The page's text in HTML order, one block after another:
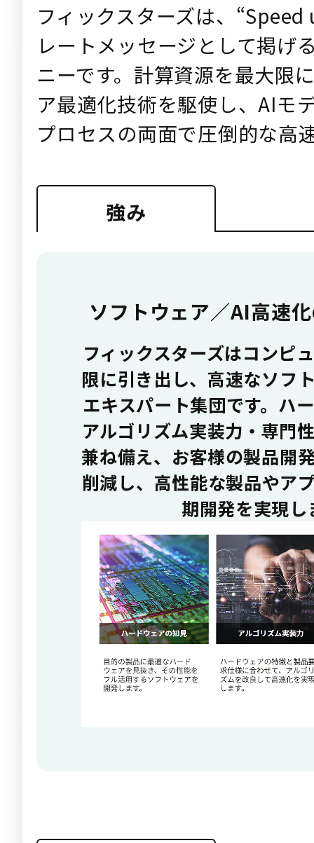
フィックスターズは、
レートメッセージとして掲げ
ニーです。計算資源を最大限
ア最適化技術を駆使し、AIモ
プロセスの両面で圧倒的な高
強み
ソフトウェア／AI高速
フィックスターズはコンピ
限に引き出し、高速なソフ
エキスパート集団です。ハ
アルゴリズム実装力・専門
兼ね備え、お客様の製品開
削減し、高性能な製品やア
期開発を実現し